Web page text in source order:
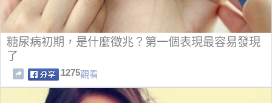
糖尿病初期，是什麼徵兆？第一個表現最容易發現
了
1275觀看